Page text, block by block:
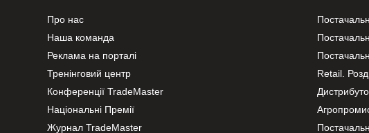
Про нас
Наша команда
Реклама на порталі
Тренінговий центр
Конференції TradeMaster
Національні Премії
Журнал TradeMaster
Retail.